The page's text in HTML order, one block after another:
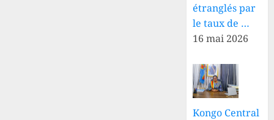
étranglés par
le taux de …
16 mai 2026
Kongo Central